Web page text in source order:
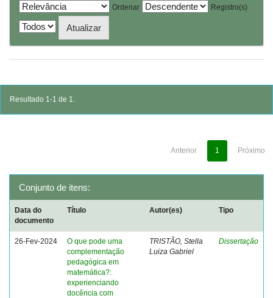
Ordenar
Registro(s)
Resultado 1-1 de 1.
Anterior 1 Próximo
Conjunto de itens:
Data do
documento
Título Autor(es) Tipo
26-Fev-2024
O que pode uma
complementação
pedagógica em
matemática?:
experienciando
docência com
TRISTÃO, Stella
Luiza Gabriel
Dissertação